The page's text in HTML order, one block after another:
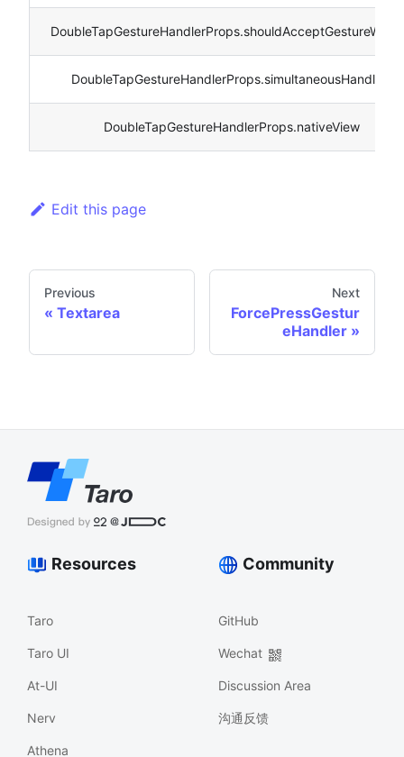
DoubleTapGestureHandlerProps.simultaneousHandlers
DoubleTapGestureHandlerProps.nativeView
Edit this page
Previous
Textarea
Next
ForcePressGestur
eHandler
Resources
Taro
Taro UI
At-UI
Nerv
Athena
Community
GitHub
Wechat
Discussion Area
沟通反馈